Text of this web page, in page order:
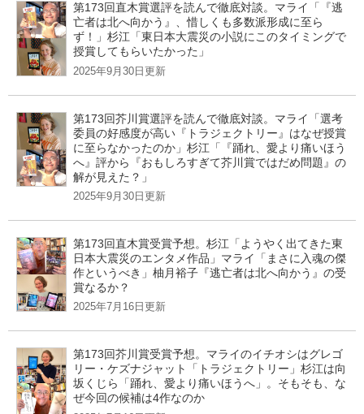
第173回直木賞選評を読んで徹底対談。マライ「『逃
亡者は北へ向かう』、惜しくも多数派形成に至ら
ず！」杉江「東日本大震災の小説にこのタイミングで
授賞してもらいたかった」
2025年9月30日更新
第173回芥川賞選評を読んで徹底対談。マライ「選考
委員の好感度が高い『トラジェクトリー』はなぜ授賞
に至らなかったのか」杉江「『踊れ、愛より痛いほう
へ』評から『おもしろすぎて芥川賞ではだめ問題』の
解が見えた？」
2025年9月30日更新
第173回直木賞受賞予想。杉江「ようやく出てきた東
日本大震災のエンタメ作品」マライ「まさに入魂の傑
作というべき」柚月裕子『逃亡者は北へ向かう』の受
賞なるか？
2025年7月16日更新
第173回芥川賞受賞予想。マライのイチオシはグレゴ
リー・ケズナジャット「トラジェクトリー」杉江は向
坂くじら「踊れ、愛より痛いほうへ」。そもそも、な
ぜ今回の候補は4作なのか